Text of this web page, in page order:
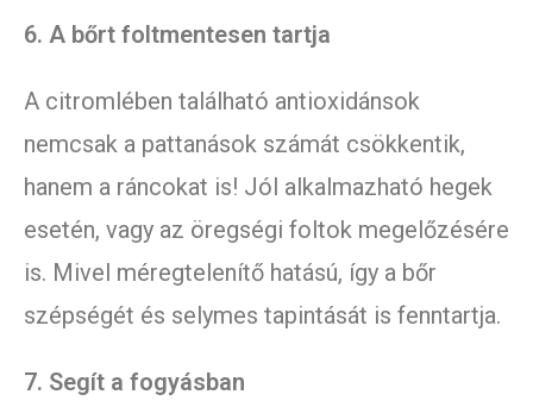
6. A bőrt foltmentesen tartja
A citromlében található antioxidánsok
nemcsak a pattanások számát csökkentik,
hanem a ráncokat is! Jól alkalmazható hegek
esetén, vagy az öregségi foltok megelőzésére
is. Mivel méregtelenítő hatású, így a bőr
szépségét és selymes tapintását is fenntartja.
7. Segít a fogyásban